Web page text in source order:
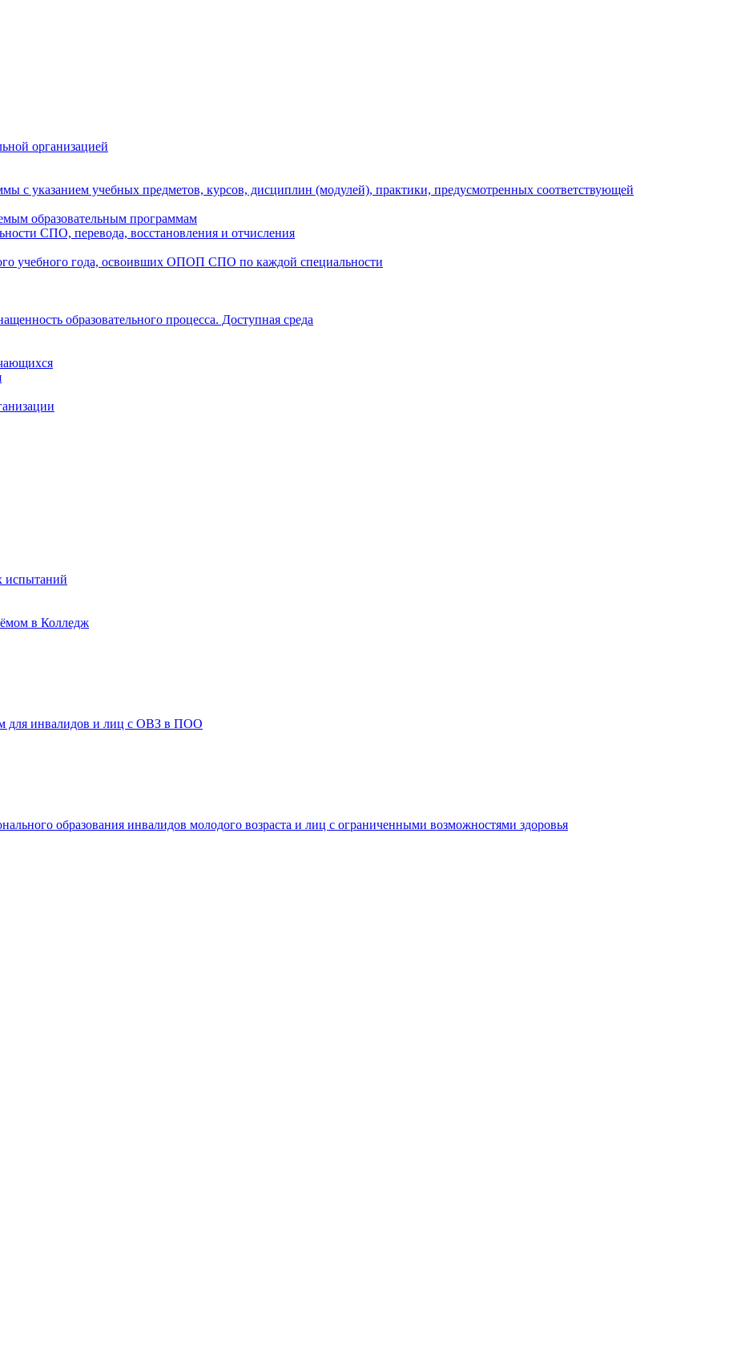
организацией
с указанием учебных предметов, курсов, дисциплин (модулей), практики, предусмотренных соответствующей
образовательным программам
СПО, перевода, восстановления и отчисления
учебного года, освоивших ОПОП СПО по каждой специальности
образовательного процесса. Доступная среда
испытаний
в Колледж
для инвалидов и лиц с ОВЗ в ПОО
образования инвалидов молодого возраста и лиц с ограниченными возможностями здоровья